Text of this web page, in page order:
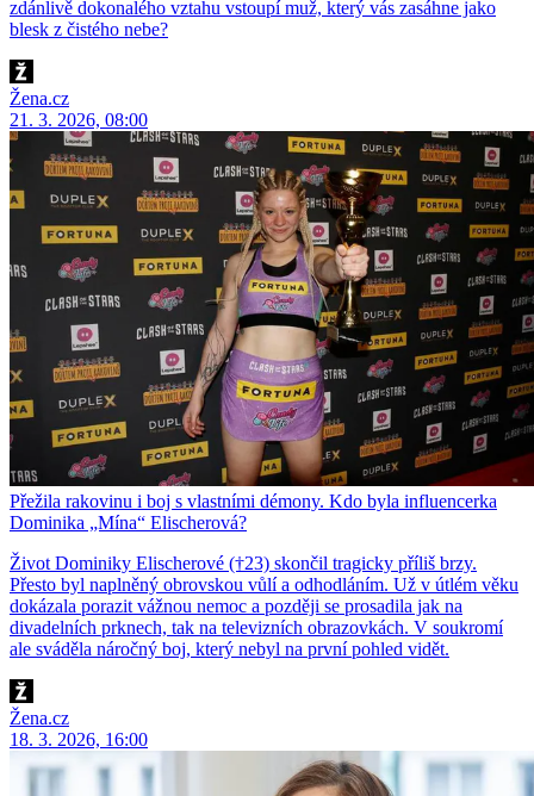
zdánlivě dokonalého vztahu vstoupí muž, který vás zasáhne jako
blesk z čistého nebe?
Žena.cz
21. 3. 2026, 08:00
Přežila rakovinu i boj s vlastními démony. Kdo byla influencerka
Dominika „Mína“ Elischerová?
Život Dominiky Elischerové (†23) skončil tragicky příliš brzy.
Přesto byl naplněný obrovskou vůlí a odhodláním. Už v útlém věku
dokázala porazit vážnou nemoc a později se prosadila jak na
divadelních prknech, tak na televizních obrazovkách. V soukromí
ale sváděla náročný boj, který nebyl na první pohled vidět.
Žena.cz
18. 3. 2026, 16:00